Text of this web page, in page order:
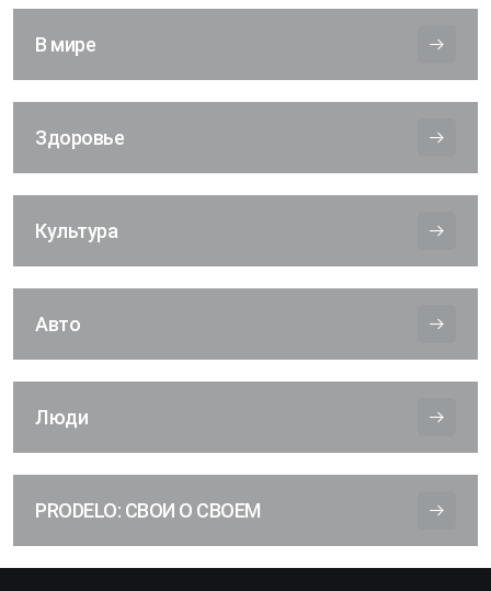
В мире
Здоровье
Культура
Авто
Люди
PRODELO: СВОИ О СВОЕМ